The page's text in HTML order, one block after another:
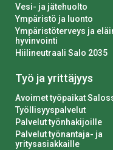
Vesi- ja jätehuolto
Ympäristö ja luonto
Ympäristöterveys ja
hyvinvointi
Hiilineutraali Salo 2035
Työ ja yrittäjyys
Avoimet työpaikat
Työllisyyspalvelut
Palvelut työnhakijoille
Palvelut työnantaja- ja
yritysasiakkaille